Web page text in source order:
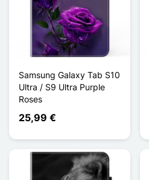
Samsung Galaxy Tab S10
Ultra / S9 Ultra Purple
Roses
25,99 €